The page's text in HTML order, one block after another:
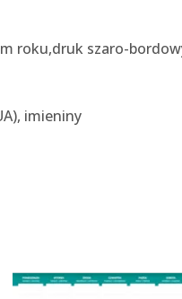
roku,druk szaro-
imieniny